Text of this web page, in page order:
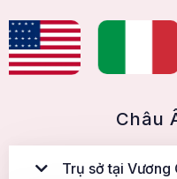
Châu
Trụ sở tại Vương